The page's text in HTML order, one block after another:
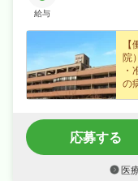
給与
院
の
・
・
応募する
医